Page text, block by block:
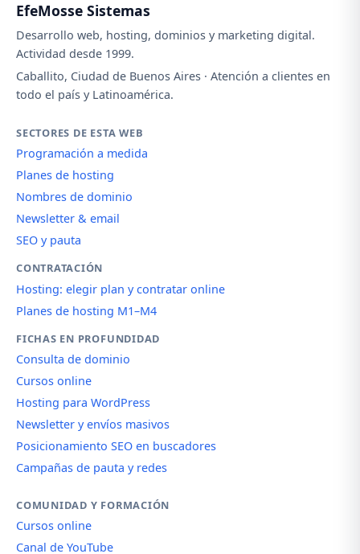
EfeMosse Sistemas
Desarrollo web, hosting, dominios y marketing digital.
Actividad desde 1999.
Caballito, Ciudad de Buenos Aires · Atención a clientes en
todo el país y Latinoamérica.
SECTORES DE ESTA WEB
Programación a medida
Planes de hosting
Nombres de dominio
Newsletter & email
SEO y pauta
CONTRATACIÓN
Hosting: elegir plan y contratar online
Planes de hosting M1–M4
FICHAS EN PROFUNDIDAD
Consulta de dominio
Cursos online
Hosting para WordPress
Newsletter y envíos masivos
Posicionamiento SEO en buscadores
Campañas de pauta y redes
COMUNIDAD Y FORMACIÓN
Cursos online
Canal de YouTube